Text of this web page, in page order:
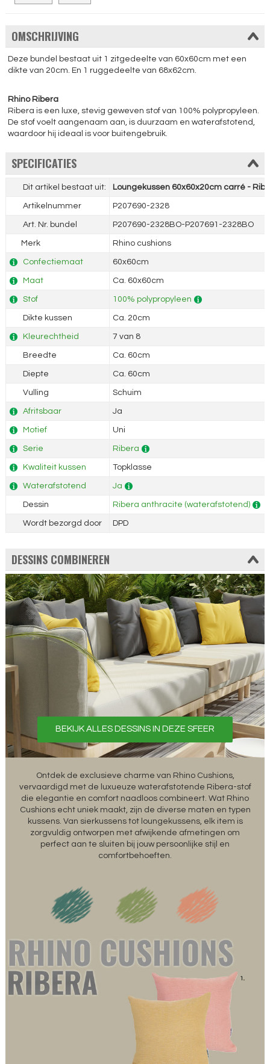
OMSCHRIJVING
Deze bundel bestaat uit 1 zitgedeelte van 60x60cm met een
dikte van 20cm. En 1 ruggedeelte van 68x62cm.
Rhino Ribera
Ribera is een luxe, stevig geweven stof van 100% polypropyleen.
De stof voelt aangenaam aan, is duurzaam en waterafstotend,
waardoor hij ideaal is voor buitengebruik.
SPECIFICATIES
Dit artikel bestaat uit: Loungekussen 60x60x20cm carré -
Artikelnummer P207690-2328
Art. Nr. bundel P207690-2328BO-P207691-2328BO
Merk Rhino cushions
Confectiemaat 60x60cm
Maat Ca. 60x60cm
Stof 100% polypropyleen
Dikte kussen Ca. 20cm
Kleurechtheid 7 van 8
Breedte Ca. 60cm
Diepte Ca. 60cm
Vulling Schuim
Afritsbaar Ja
Motief Uni
Serie Ribera
Kwaliteit kussen Topklasse
Waterafstotend Ja
Dessin Ribera anthracite (waterafstotend)
Wordt bezorgd door DPD
DESSINS COMBINEREN
BEKIJK ALLES DESSINS IN DEZE SFEER
Ontdek de exclusieve charme van Rhino Cushions,
vervaardigd met de luxueuze waterafstotende Ribera-stof
die elegantie en comfort naadloos combineert. Wat Rhino
Cushions echt uniek maakt, zijn de diverse maten en typen
kussens. Van sierkussens tot loungekussens, elk item is
zorgvuldig ontworpen met afwijkende afmetingen om
perfect aan te sluiten bij jouw persoonlijke stijl en
comfortbehoeften.